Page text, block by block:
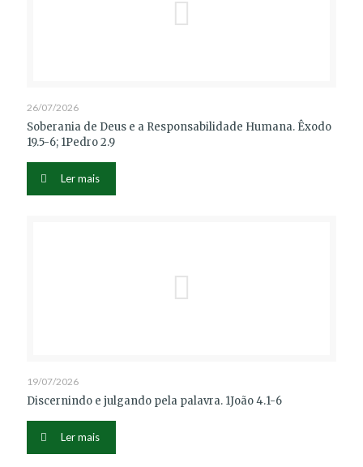
26/07/2026
Soberania de Deus e a Responsabilidade Humana. Êxodo
19.5-6; 1Pedro 2.9
Ler mais
19/07/2026
Discernindo e julgando pela palavra. 1João 4.1-6
Ler mais